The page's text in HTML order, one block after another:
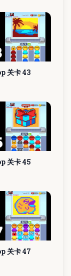
关卡43
关卡45
关卡47